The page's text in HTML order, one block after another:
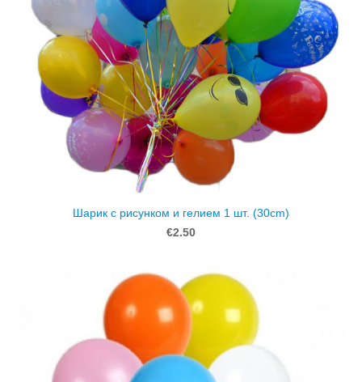
Шарик с рисунком и гелием 1 шт. (30cm)
€2.50